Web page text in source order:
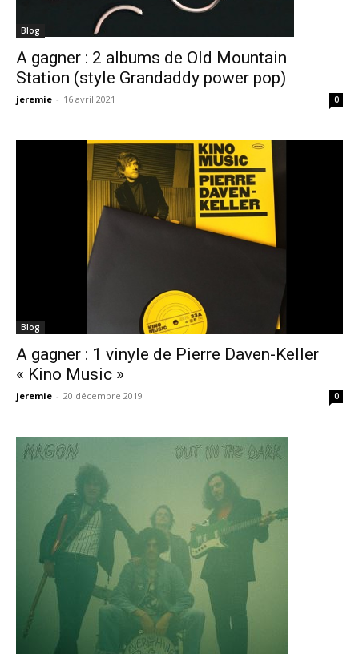
Blog
A gagner : 2 albums de Old Mountain
Station (style Grandaddy power pop)
jeremie - 16 avril 2021 0
Blog
A gagner : 1 vinyle de Pierre Daven-Keller
« Kino Music »
jeremie - 20 décembre 2019 0